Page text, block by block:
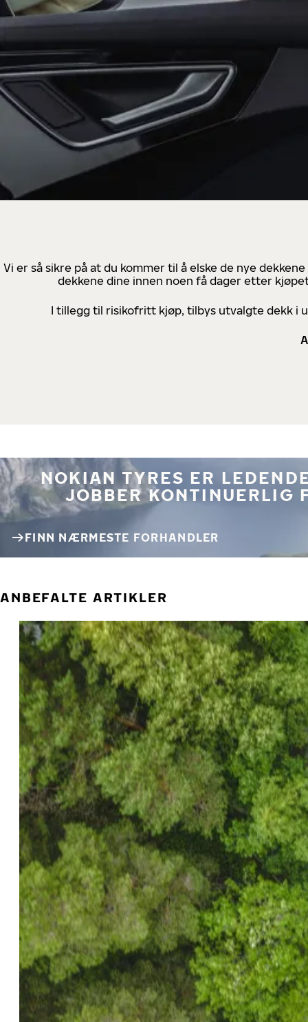
Vi er så sikre på at du kommer til å elske de nye
dekkene dine innen noen få dager etter
I tillegg til risikofritt kjøp, tilbys utvalgte dekk i
NOKIAN TYRES ER
JOBBER KONTINUERLIG
FINN NÆRMESTE FORHANDLER
ANBEFALTE ARTIKLER